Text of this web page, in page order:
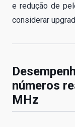
e redução de
considerar
números
MHz